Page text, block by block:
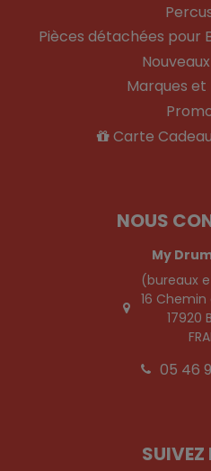
Pièces détachées pour
Marques
Carte
NOUS
My
(bureaux
16 Chemin
17920
05 46
SUIVEZ